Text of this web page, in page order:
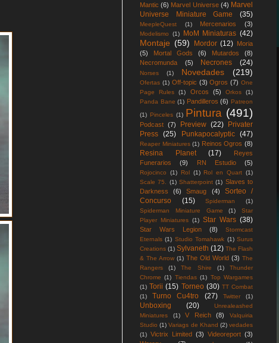
Mantic (6) Marvel Universe (4) Marvel
Universe Miniature Game
(35)
MeepleQuest (1) Mercenarios (3)
Modelismo (1) MoM Miniaturas (42)
Montaje (59) Mordor (12) Moria
(5)
Mortal Gods (6) Mutardos
(8)
Necromunda
(5) Necrones (24)
Norses (1) Novedades (219)
Ofertas (1) Off-topic (3) Ogros (7) One
Page Rules
(1) Orcos (5) Orkos
(1)
Panda Bane (1) Pandilleros (6) Patreon
(1) Pinceles (1) Pintura (491)
Podcast (7) Preview (22)
Privater
Press (25) Punkapocalyptic (47)
Reaper Miniatures (1) Reinos Ogros (8)
Resina Planet (17)
Reyes
Funerarios
(9) RN Estudio (5)
Rojocinco (1) Rol (1) Rol en Quart (1)
Scale 75.
(1) Shatterpoint (1) Slaves to
Darkness
(6) Smaug (4)
Sorteo /
Concurso
(15) Spiderman
(1)
Spiderman Miniature Game
(1)
Star
Player Miniatures (1) Star Wars (38)
Star Wars Legion (8)
Stormcast
Eternals (1) Studio Tomahawk (1) Surus
Creations (1) Sylvaneth (12) The Flash
& The Arrow (1) The Old World (3) The
Rangers
(1) The Shire (1)
Thunder
Chrome (1) Tiendas (1) Top Wargames
(1) Torii (15) Torneo (30) TT Combat
(1)
Turno Cu4tro (27) Twitter (1)
Unboxing (20)
Unrealeashed
Miniatures
(1) V Reich (8)
Valquiria
Studio (1) Variags de Khand (2) vedades
(1) Victrix Limited (3) Videoreport (3)